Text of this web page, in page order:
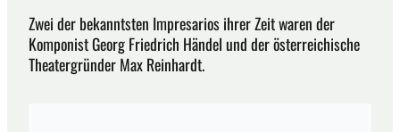
Zwei der bekanntsten Impresarios ihrer Zeit waren der
Komponist Georg Friedrich Händel und der österreichische
Theatergründer Max Reinhardt.